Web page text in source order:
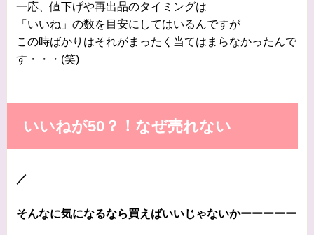
一応、値下げや再出品のタイミングは
「いいね」の数を目安にしてはいるんですが
この時ばかりはそれがまったく当てはまらなかったんで
す・・・(笑)
いいねが50？！なぜ売れない
／
そんなに気になるなら買えばいいじゃないかーーーーー